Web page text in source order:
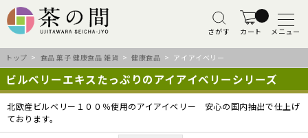
さがす カート メニュー
トップ > 食品 菓子 健康食品 雑貨 >健康食品 > アイアイベリー
ビルベリーエキスたっぷりのアイアイベリーシリーズ
北欧産ビルベリー１００％使用のアイアイベリー 安心の国内抽出で仕上げ
ております。